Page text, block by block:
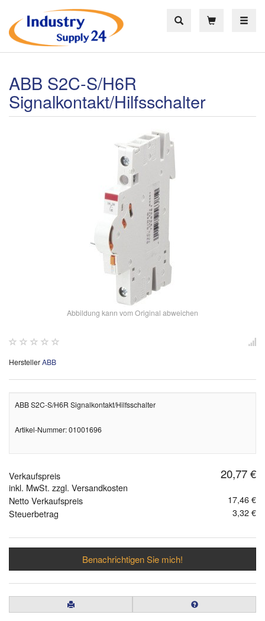
ABB S2C-S/H6R
Signalkontakt/Hilfsschalter
Abbildung kann vom Original abweichen
HerstellerABB
ABB S2C-S/H6R Signalkontakt/Hilfsschalter
Artikel-Nummer: 01001696
Verkaufspreis 20,77 €
inkl. MwSt. zzgl. Versandkosten
Netto Verkaufspreis
17,46 €
Steuerbetrag
3,32 €
Benachrichtigen Sie mich!